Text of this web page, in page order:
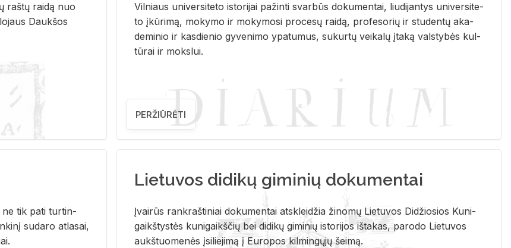
raš­tų rai­dą nuo
Dauk­šos
Vil­niaus uni­ver­si­te­to is­to­ri­jai pa­žin­ti svar­būs do­ku­men­tai, liu­di­jan­tys uni­ver­si­te­
to įkū­ri­mą, mo­ky­mo ir mo­ky­mo­si pro­ce­sų rai­dą, pro­fe­so­rių ir stu­den­tų aka­
de­mi­nio ir kas­die­nio gy­ve­ni­mo ypa­tu­mus, su­kur­tų vei­ka­lų įta­ką vals­ty­bės kul­
tū­rai ir moks­lui.
PERŽIŪRĖTI
ne tik pati tur­tin­
su­da­ro at­la­sai,
Lietuvos didikų giminių dokumentai
Įvai­rūs rank­raš­ti­niai do­ku­men­tai at­sklei­džia ži­no­mų Lie­tu­vos Di­džio­sios Ku­ni­
gaikš­tys­tės ku­ni­gaikš­čių bei di­di­kų gi­mi­nių is­to­ri­jos iš­ta­kas, pa­ro­do Lie­tu­vos
aukš­tuo­me­nės įsi­lie­ji­mą į Eu­ro­pos kil­min­gų­jų šei­mą.